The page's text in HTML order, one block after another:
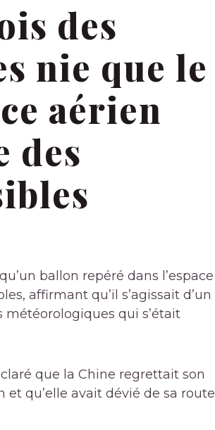
des
nie que le
aérien
des
ballon repéré dans l’espace
affirmant qu’il s’agissait d’un
qui s’était
que la Chine regrettait son
qu’elle avait dévié de sa route